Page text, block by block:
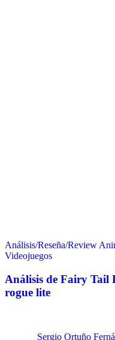
Análisis/Reseña/Review
Videojuegos
Análisis de Fairy Tail
rogue lite
Sergio Ortuño